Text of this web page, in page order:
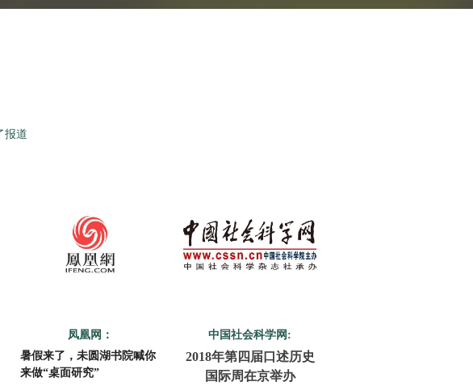
报道
凤凰网：
暑假来了，未圆湖书院喊你
来做“桌面研究”
中国社会科学网:
2018年第四届口述历史
国际周在京举办